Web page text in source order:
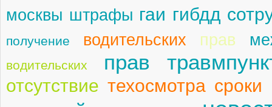
москвы штрафы гаи гибдд
получение водительских прав
водительских прав
отсутствие техосмотра сроки